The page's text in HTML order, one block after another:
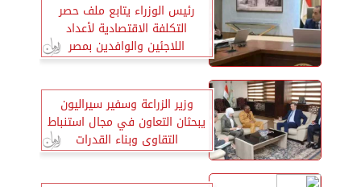
رئيس الوزراء يتابع ملف حصر
التكلفة الاقتصادية لأعداد
اللاجئين والوافدين بمصر
وزير الزراعة وسفير سيراليون
يبحثان التعاون في مجال استنباط
التقاوى وبناء القدرات